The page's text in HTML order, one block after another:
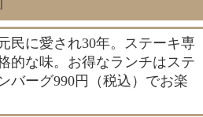
民に愛され30年。ステーキ専
的な味。お得なランチはステ
バーグ990円（税込）でお楽